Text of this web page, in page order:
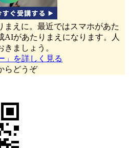
まえに。最近ではスマホがあた
AIがあたりまえになります。人
ましょう。
」を詳しく見る
らどうぞ